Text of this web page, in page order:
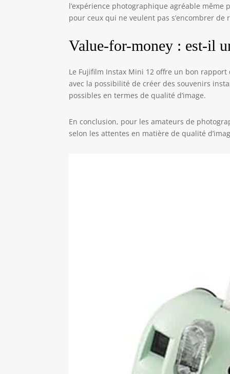
l’expérience photographique agréable même
pour ceux qui ne veulent pas s’encombrer de
Value-for-money : est-il
Le Fujifilm Instax Mini 12 offre un bon
avec la possibilité de créer des souvenirs
possibles en termes de qualité d’image.
En conclusion, pour les amateurs de
selon les attentes en matière de qualité